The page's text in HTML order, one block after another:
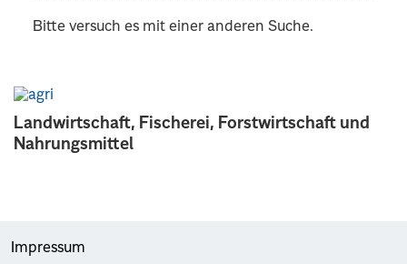
Landwirtschaft, Fischerei, Forstwirtschaft und
Nahrungsmittel
Bitte versuch es mit einer anderen Suche.
Impressum